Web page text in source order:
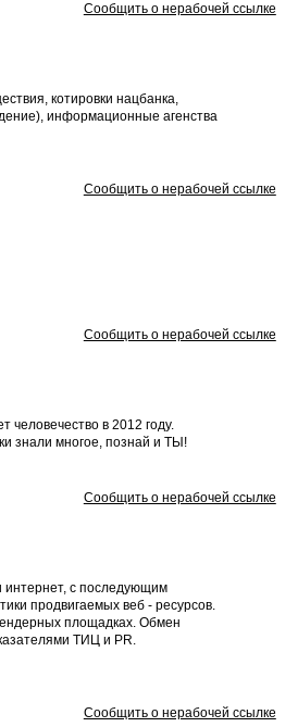
Сообщить о нерабочей ссылке
котировки нацбанка,
информационные агенства
Сообщить о нерабочей ссылке
Сообщить о нерабочей ссылке
человечество в 2012 году.
знали многое, познай и ТЫ!
Сообщить о нерабочей ссылке
интернет, с последующим
продвигаемых веб - ресурсов.
площадках. Обмен
ТИЦ и PR.
Сообщить о нерабочей ссылке